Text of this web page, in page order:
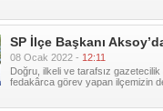
SP İlçe Başkanı
08 Ocak 2022 - 12:11
Doğru, ilkeli ve tarafsız gazetecilik
fedakârca görev yapan ilçemizin de